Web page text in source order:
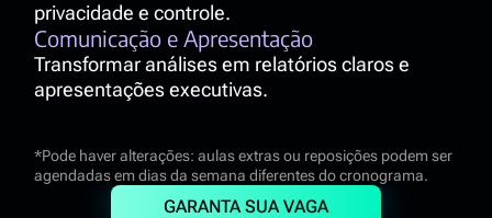
privacidade e controle.
Comunicação e Apresentação
Transformar análises em relatórios claros e
apresentações executivas.
*Pode haver alterações: aulas extras ou reposições podem ser
agendadas em dias da semana diferentes do cronograma.
GARANTA SUA VAGA